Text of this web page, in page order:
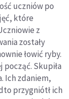
uczniów po
które
z
zostały
łowić ryby.
począć. Skupiła
Ich zdaniem,
przygniótł ich